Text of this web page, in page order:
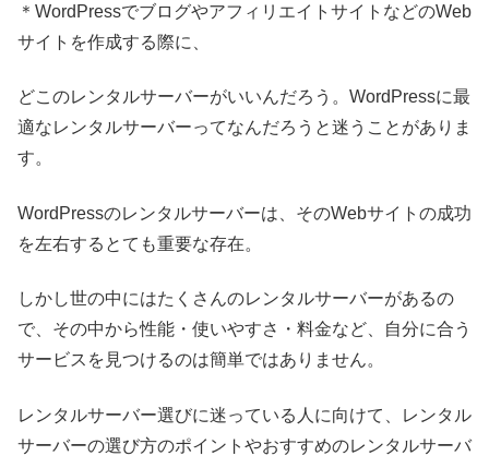
＊WordPressでブログやアフィリエイトサイトなどのWeb
サイトを作成する際に、
どこのレンタルサーバーがいいんだろう。WordPressに最
適なレンタルサーバーってなんだろうと迷うことがありま
す。
WordPressのレンタルサーバーは、そのWebサイトの成功
を左右するとても重要な存在。
しかし世の中にはたくさんのレンタルサーバーがあるの
で、その中から性能・使いやすさ・料金など、自分に合う
サービスを見つけるのは簡単ではありません。
レンタルサーバー選びに迷っている人に向けて、レンタル
サーバーの選び方のポイントやおすすめのレンタルサーバ